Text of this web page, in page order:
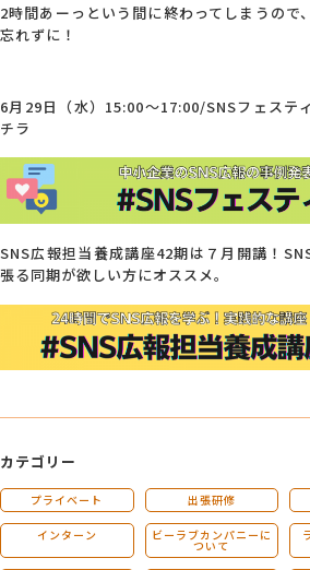
2時間あーっという間に終わってしまうので
忘れずに！
6月29日（水）15:00～17:00/SNSフェステ
チラ
SNS広報担当養成講座42期は７月開講！
張る同期が欲しい方にオススメ。
カテゴリー
プライベート 出張研修
インターン ビーラブカンパニーに
ついて